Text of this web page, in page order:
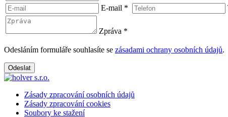
E-mail *
Zpráva *
Odesláním formuláře souhlasíte se zásadami ochrany osobních údajů.
Odeslat
Zásady zpracování osobních údajů
Zásady zpracování cookies
Soubory ke stažení